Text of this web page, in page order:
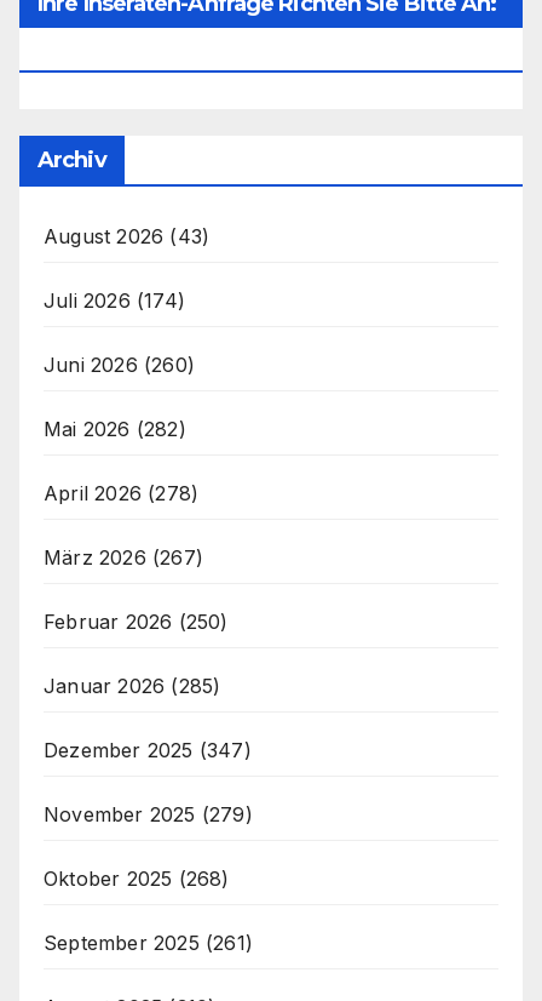
Archiv
August 2026 (43)
Juli 2026 (174)
Juni 2026 (260)
Mai 2026 (282)
April 2026 (278)
März 2026 (267)
Februar 2026 (250)
Januar 2026 (285)
Dezember 2025 (347)
November 2025 (279)
Oktober 2025 (268)
September 2025 (261)